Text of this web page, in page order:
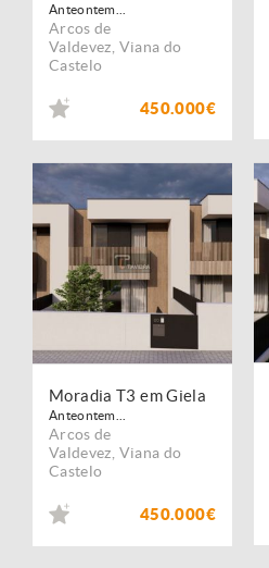
Anteontem...
Arcos de
Valdevez Viana do
Castelo
450.000€
Moradia T3 em Giela
Anteontem...
Arcos de
Valdevez Viana do
Castelo
450.000€